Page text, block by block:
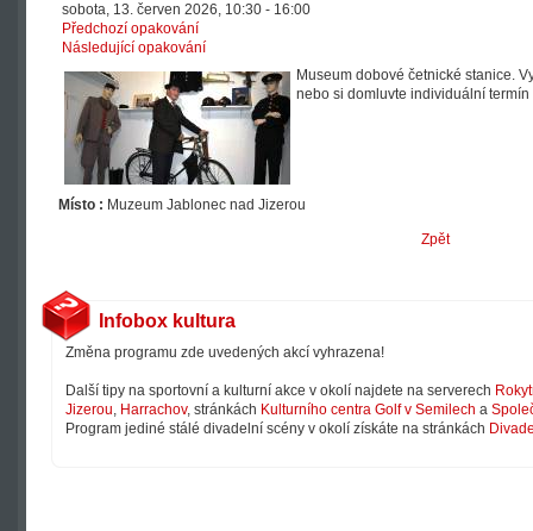
sobota, 13. červen 2026, 10:30 - 16:00
Předchozí opakování
Následující opakování
Museum dobové četnické stanice.
nebo si domluvte individuální
Místo : Muzeum Jablonec nad Jizerou
Zpět
Infobox kultura
Změna programu zde uvedených akcí vyhrazena!
Další tipy na sportovní a kulturní akce v okolí najdete na serverech
Jizerou, Harrachov, stránkách Kulturního centra Golf v Semilech a
Program jediné stálé divadelní scény v okolí získáte na stránkách